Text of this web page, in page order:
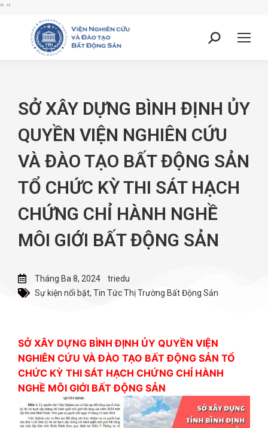
" "
SỞ XÂY DỰNG BÌNH ĐỊNH ỦY
QUYỀN VIỆN NGHIÊN CỨU
VÀ ĐÀO TẠO BẤT ĐỘNG SẢN
TỔ CHỨC KỲ THI SÁT HẠCH
CHỨNG CHỈ HÀNH NGHỀ
MÔI GIỚI BẤT ĐỘNG SẢN
Tháng Ba 8, 2024
triedu
Sự kiện nổi bật, Tin Tức Thị Trường Bất Động Sản
SỞ XÂY DỰNG BÌNH ĐỊNH ỦY QUYỀN VIỆN
NGHIÊN CỨU VÀ ĐÀO TẠO BẤT ĐỘNG SẢN TỔ
CHỨC KỲ THI SÁT HẠCH CHỨNG CHỈ HÀNH
NGHỀ MÔI GIỚI BẤT ĐỘNG SẢN